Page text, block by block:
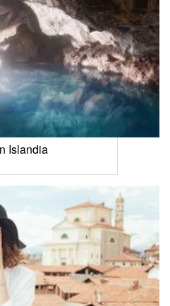
Islandia